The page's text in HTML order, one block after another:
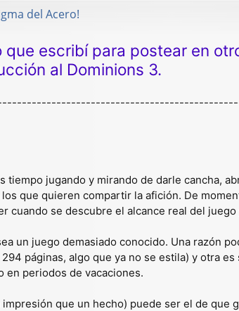
del Acero!
que escribí para postear en
al Dominions 3.
tiempo jugando y mirando de darle cancha,
que quieren compartir la afición. De
cuando se descubre el alcance real del
un juego demasiado conocido. Una razón
páginas, algo que ya no se estila) y otra
en periodos de vacaciones.
que un hecho) puede ser el de